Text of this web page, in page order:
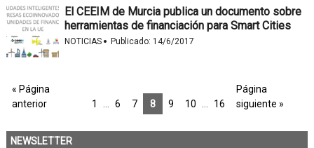
El CEEIM de Murcia publica un documento sobre
herramientas de financiación para Smart Cities
NOTICIAS · Publicado: 14/6/2017
« Página
anterior
1 6 7 8 9 10 16
Página
siguiente »
NEWSLETTER